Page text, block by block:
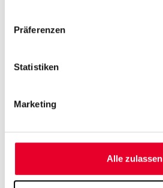
Präferenzen
Statistiken
Marketing
Alle zulassen